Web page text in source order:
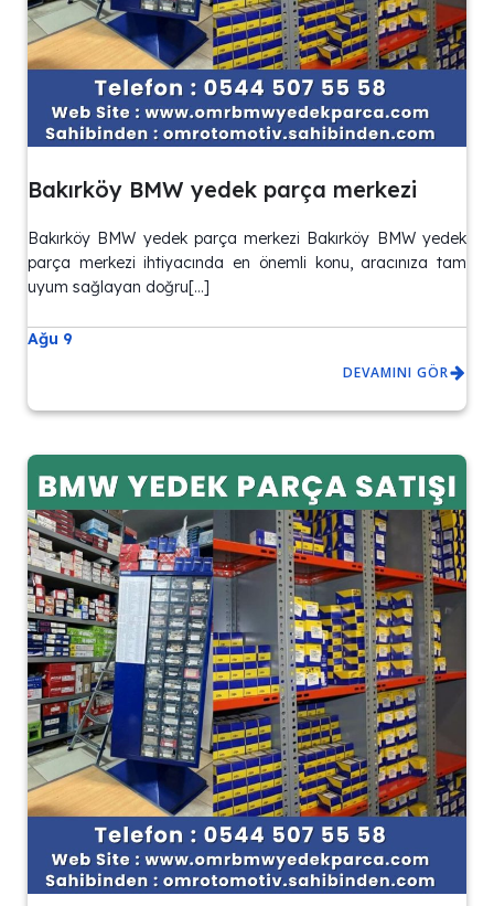
Bakırköy BMW yedek parça merkezi
Bakırköy BMW yedek parça merkezi Bakırköy BMW yedek
parça merkezi ihtiyacında en önemli konu, aracınıza tam
uyum sağlayan doğru[…]
Ağu 9
DEVAMINI GÖR